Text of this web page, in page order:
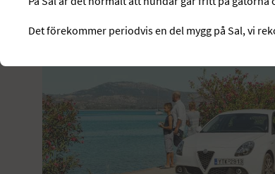
Det förekommer periodvis en del mygg på Sal, vi